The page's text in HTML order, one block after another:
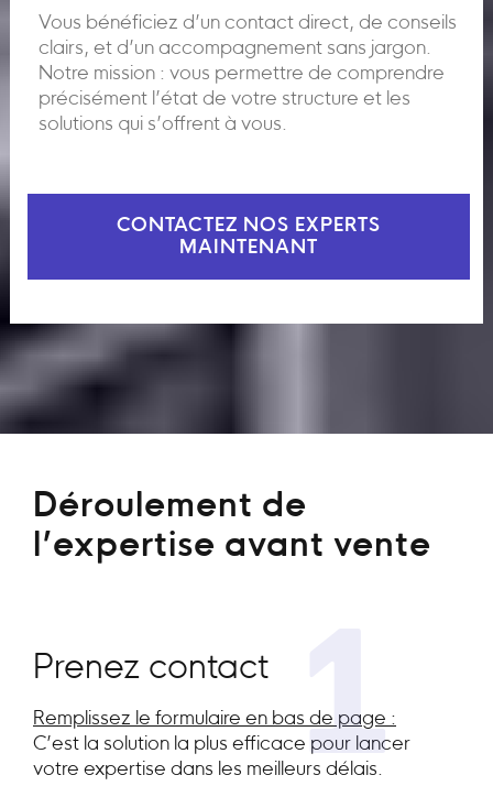
Vous bénéficiez d’un contact direct, de conseils
clairs, et d’un accompagnement sans jargon.
Notre mission : vous permettre de comprendre
précisément l’état de votre structure et les
solutions qui s’offrent à vous.
CONTACTEZ NOS EXPERTS
MAINTENANT
Déroulement de
l’expertise avant vente
1
Prenez contact
Remplissez le formulaire en bas de page :
C’est la solution la plus efficace pour lancer
votre expertise dans les meilleurs délais.